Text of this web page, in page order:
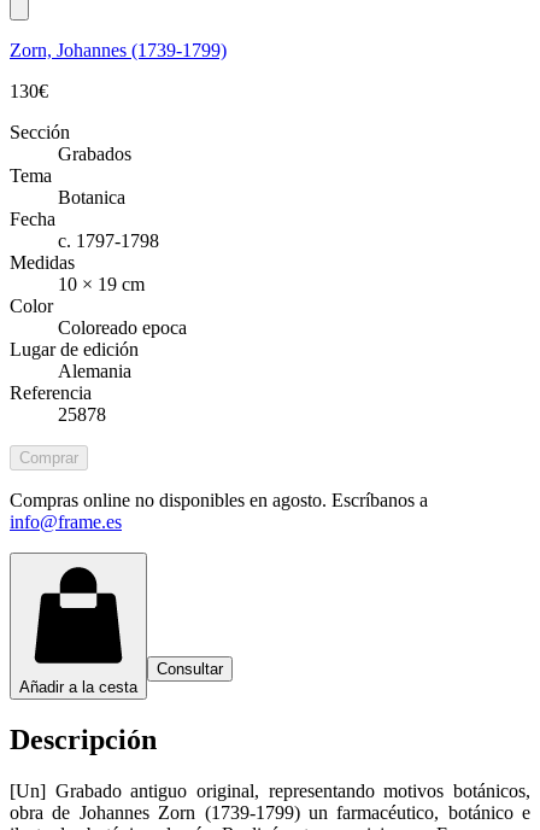
Zorn, Johannes (1739-1799)
130€
Sección
Grabados
Tema
Botanica
Fecha
c. 1797-1798
Medidas
10 × 19 cm
Color
Coloreado epoca
Lugar de edición
Alemania
Referencia
25878
Comprar
Compras online no disponibles en agosto. Escríbanos a
info@frame.es
Añadir a la cesta
Consultar
Descripción
[Un] Grabado antiguo original, representando motivos botánicos,
obra de Johannes Zorn (1739-1799) un farmacéutico, botánico e